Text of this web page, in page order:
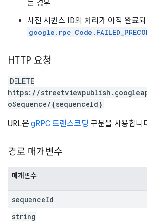
는 경우
사진 시퀀스 ID의 처리가 아직 완료
HTTP 요청
DELETE
https://
oSequence/{sequenceId}
URL은 gRPC 트랜스코딩 구문을 사용합니
경로 매개변수
매개변수
sequenceId
string